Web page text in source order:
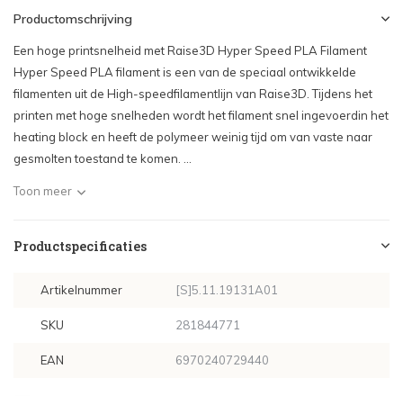
Productomschrijving
Een hoge printsnelheid met Raise3D Hyper Speed PLA Filament
Hyper Speed PLA filament is een van de speciaal ontwikkelde
filamenten uit de High-speedfilamentlijn van Raise3D. Tijdens het
printen met hoge snelheden wordt het filament snel ingevoerdin het
heating block en heeft de polymeer weinig tijd om van vaste naar
gesmolten toestand te komen. ...
Toon meer
Productspecificaties
Artikelnummer [S]5.11.19131A01
SKU 281844771
EAN 6970240729440